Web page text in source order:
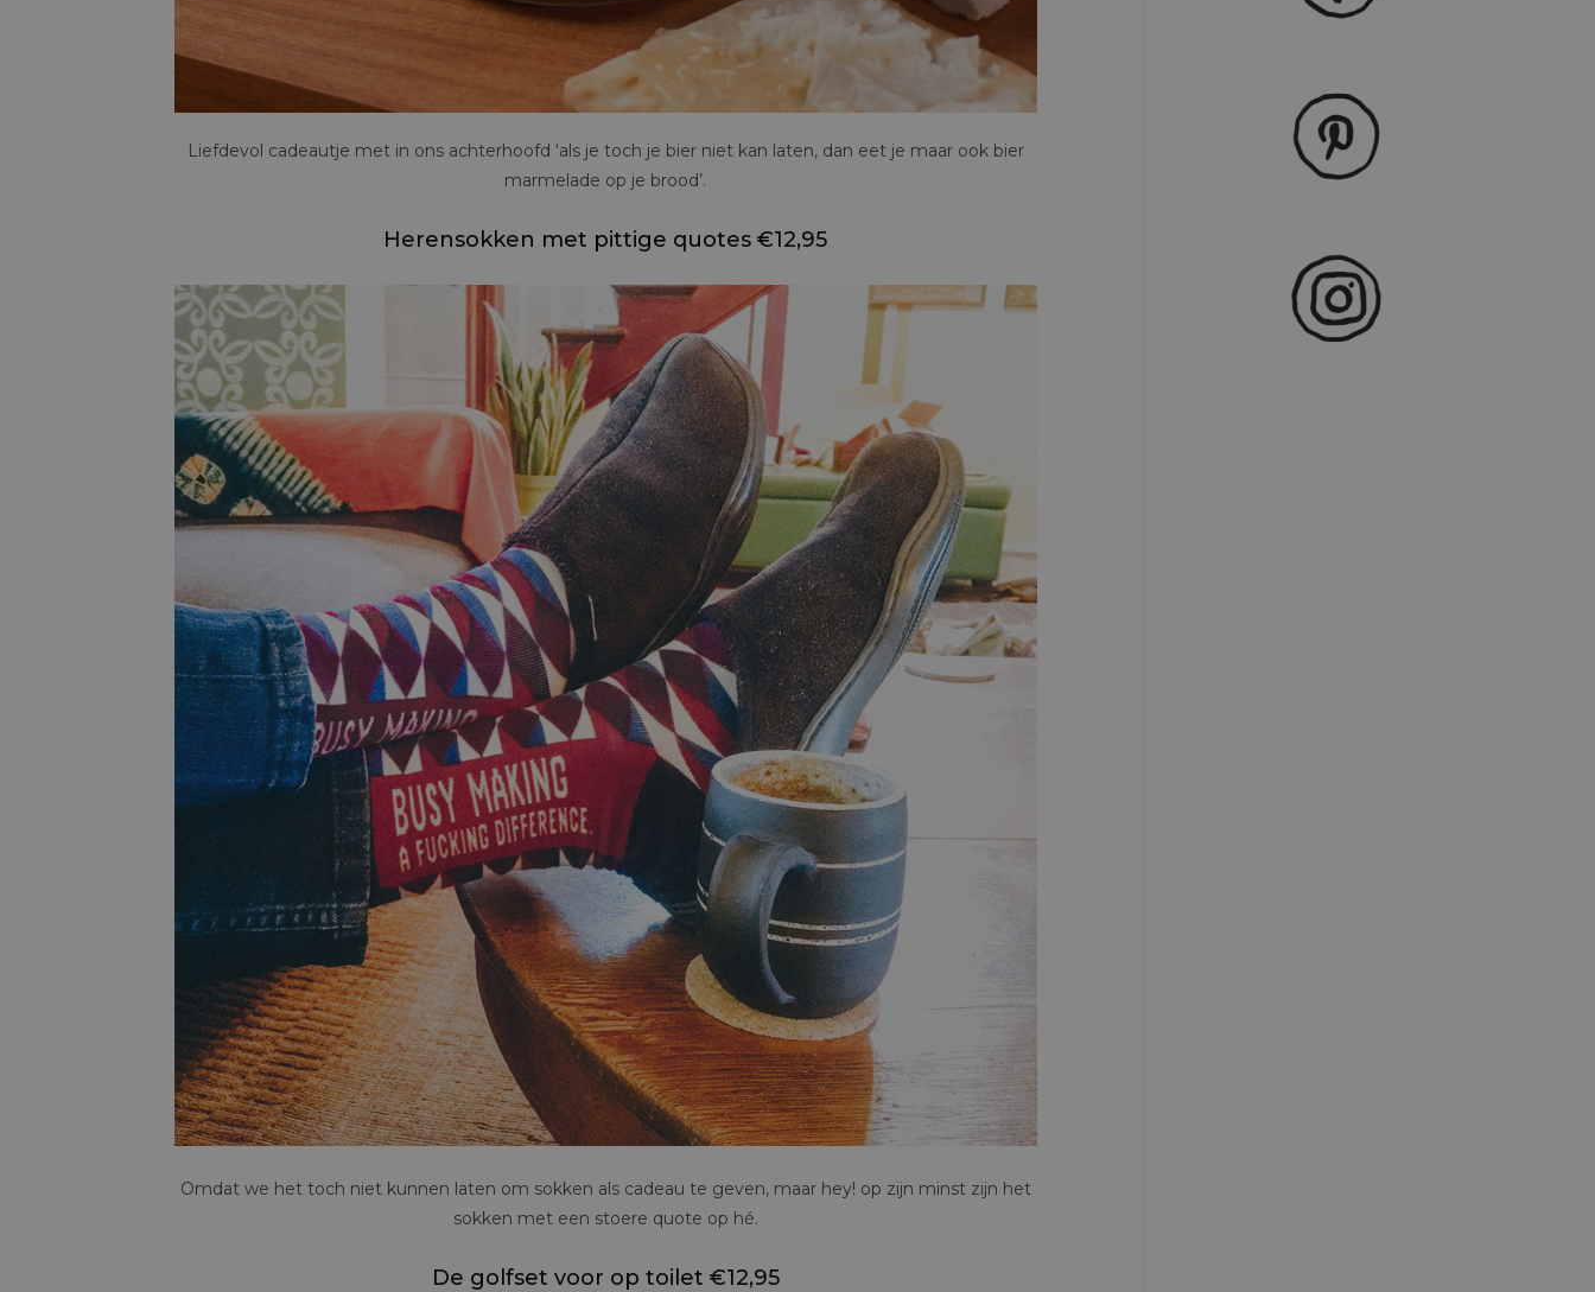
Liefdevol cadeautje met in ons achterhoofd ‘als je toch je bier niet kan laten, dan eet je maar ook bier
marmelade op je brood’.
Herensokken met pittige quotes €12,95
Omdat we het toch niet kunnen laten om sokken als cadeau te geven, maar hey! op zijn minst zijn het
sokken met een stoere quote op hé.
De golfset voor op toilet €12,95